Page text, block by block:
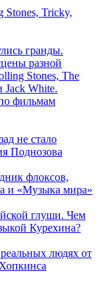
Tricky,
гранды.
разной
Stones, The
Jack White.
фильмам
не стало
Поднозова
флоксов,
и «Музыка мира»
глуши. Чем
Курехина?
людях от